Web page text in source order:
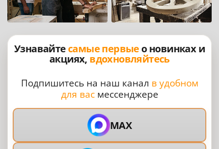
Узнавайте самые первые о новинках и
акциях, вдохновляйтесь
Подпишитесь на наш канал в удобном
для васмессенджере
MAX